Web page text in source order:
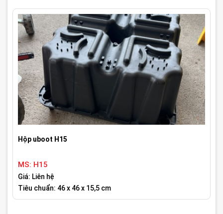
Hộp uboot H15
MS: H15
Giá: Liên hệ
Tiêu chuẩn: 46 x 46 x 15,5 cm